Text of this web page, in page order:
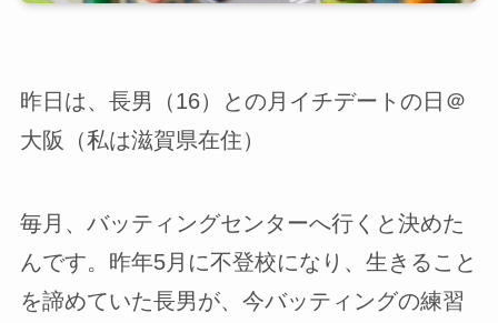
昨日は、長男（16）との月イチデートの日＠
大阪（私は滋賀県在住）
毎月、バッティングセンターへ行くと決めた
んです。昨年5月に不登校になり、生きること
を諦めていた長男が、今バッティングの練習